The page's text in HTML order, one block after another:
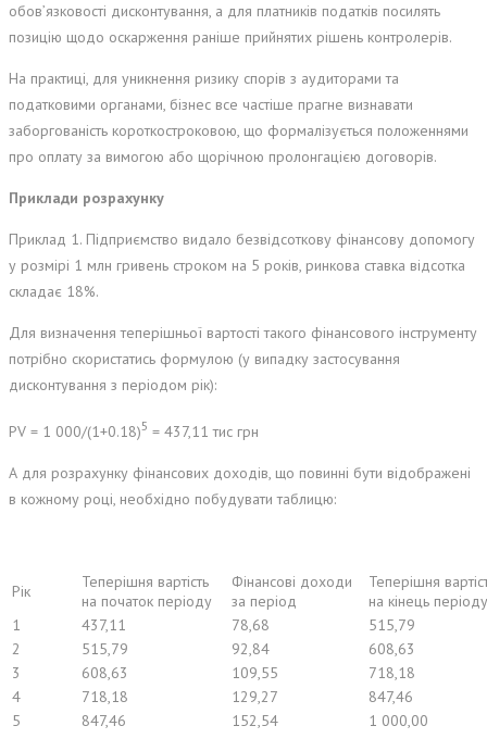
обов’язковості дисконтування, а для платників податків посилять
позицію щодо оскарження раніше прийнятих рішень контролерів.
На практиці, для уникнення ризику спорів з аудиторами та
податковими органами, бізнес все частіше прагне визнавати
заборгованість короткостроковою, що формалізується положеннями
про оплату за вимогою або щорічною пролонгацією договорів.
Приклади розрахунку
Приклад 1. Підприємство видало безвідсоткову фінансову допомогу
у розмірі 1 млн гривень строком на 5 років, ринкова ставка відсотка
складає 18%.
Для визначення теперішньої вартості такого фінансового інструменту
потрібно скористатись формулою (у випадку застосування
дисконтування з періодом рік):
PV = 1 000/(1+0.18)5 = 437,11 тис грн
А для розрахунку фінансових доходів, що повинні бути відображені
в кожному році, необхідно побудувати таблицю:
Рік
Теперішня вартість
на початок періоду
Фінансові доходи
за період
Теперішня
на кінець періоду
1
437,11 78,68
515,79
2
515,79 92,84
608,63
3
608,63 109,55
718,18
4
718,18 129,27
847,46
5
847,46 152,54 1 000,00